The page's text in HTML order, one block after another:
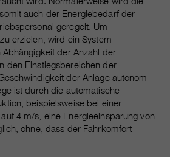
auch der Energiebedarf der
geregelt. Um
erzielen, wird ein System
der Anzahl der
den Einstiegsbereichen der
der Anlage autonom
ist durch die automatische
beispielsweise bei einer
4 m/s, eine Energieeinsparung von
ohne, dass der Fahrkomfort